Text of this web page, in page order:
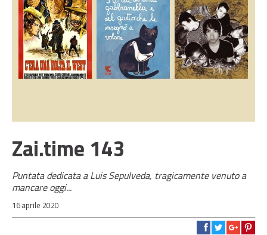
Zai.time 143
Puntata dedicata a Luis Sepulveda, tragicamente venuto a
mancare oggi...
16 aprile 2020